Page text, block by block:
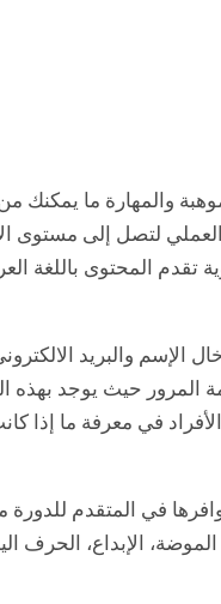
والمهارة ما يمكنك
لتصل إلى مستوى
تقدم المحتوى
والبريد
المرور حيث يوجد
في معرفة ما إذا
في المتقدم
الإبداع، الحرف